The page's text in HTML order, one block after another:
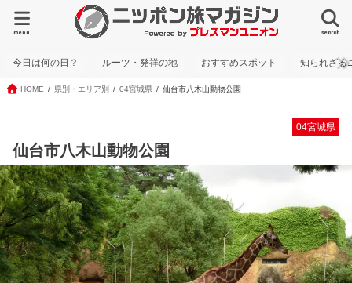
search
menu
今日は何の日？ ルーツ・発祥の地 おすすめスポット 知られざる
HOME 県別・エリア別 04宮城県 仙台市八木山動物公園
04宮城県
仙台市八木山動物公園